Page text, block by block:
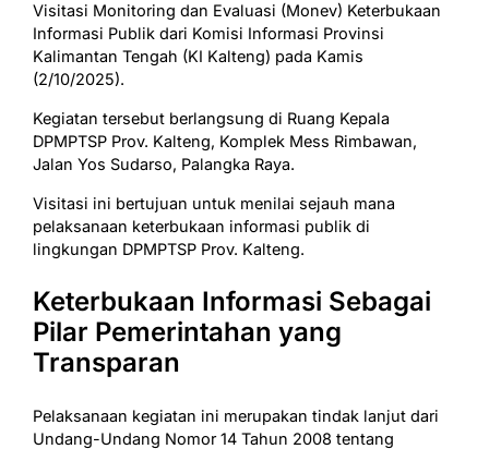
Visitasi Monitoring dan Evaluasi (Monev) Keterbukaan
Informasi Publik dari Komisi Informasi Provinsi
Kalimantan Tengah (KI Kalteng) pada Kamis
(2/10/2025).
Kegiatan tersebut berlangsung di Ruang Kepala
DPMPTSP Prov. Kalteng, Komplek Mess Rimbawan,
Jalan Yos Sudarso, Palangka Raya.
Visitasi ini bertujuan untuk menilai sejauh mana
pelaksanaan keterbukaan informasi publik di
lingkungan DPMPTSP Prov. Kalteng.
Keterbukaan Informasi Sebagai
Pilar Pemerintahan yang
Transparan
Pelaksanaan kegiatan ini merupakan tindak lanjut dari
Undang-Undang Nomor 14 Tahun 2008 tentang